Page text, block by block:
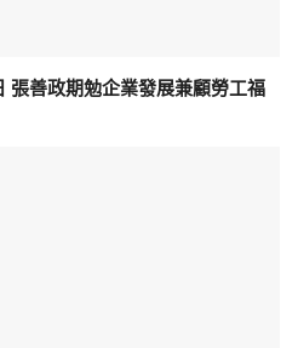
張善政期勉企業發展兼顧勞工福